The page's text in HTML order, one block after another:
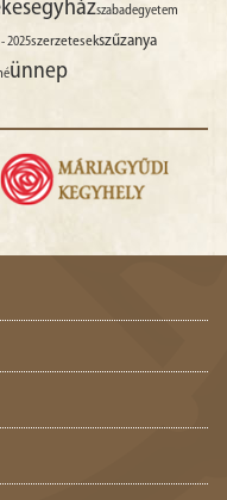
szabadegyetem
2025szerzetesekszűzanya
ünnep